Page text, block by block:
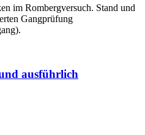
im Rombergversuch. Stand und
Gangprüfung
ausführlich